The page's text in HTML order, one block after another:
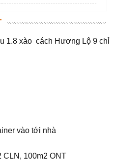
1.8 xào cách Hương Lộ 9 chỉ
vào tới nhà
CLN, 100m2 ONT